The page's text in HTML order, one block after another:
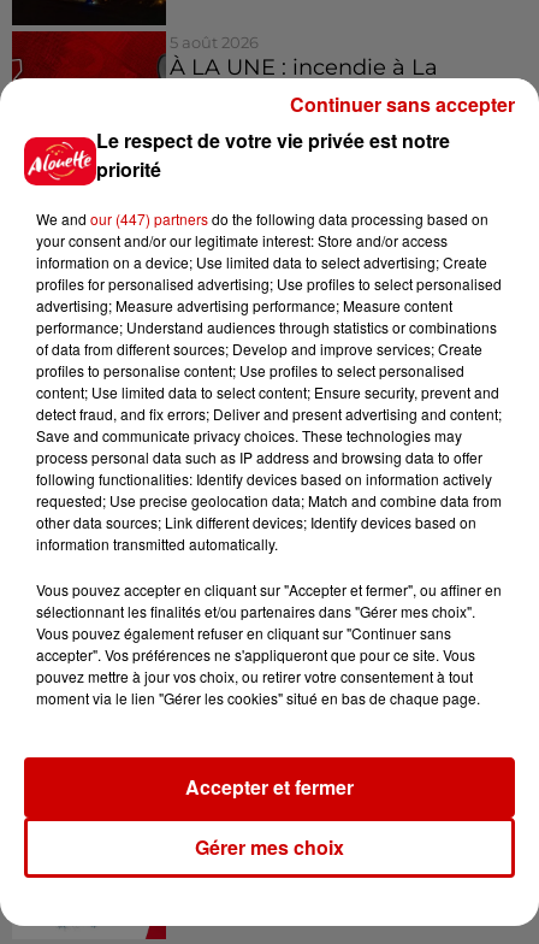
5 août 2026
À LA UNE : incendie à La
Rochelle, mégaferme de
saumons et succès...
Jeux Voir plus
Gagnez vos places pour le
Festival du Roi Arthur 2026 !
Gagnez vos entrées pour le
Musée du Sport Automobile au
Mans !
Alouette vous invite à
Futuroscope Xperiences !
Le Duel - Gagnez votre balade
en jet ski !
Le respect de votre vie privée est notre
priorité
We and our (447) partnersdo the following data processing based on
your consent and/or our legitimate interest: Store and/or access
information on a device; Use limited data to select advertising; Create
profiles for personalised advertising; Use profiles to select personalised
advertising; Measure advertising performance; Measure content
performance; Understand audiences through statistics or combinations
of data from different sources; Develop and improve services; Create
profiles to personalise content; Use profiles to select personalised
content; Use limited data to select content; Ensure security, prevent and
detect fraud, and fix errors; Deliver and present advertising and content;
Save and communicate privacy choices. These technologies may
process personal data such as IP address and browsing data to offer
following functionalities: Identify devices based on information actively
requested; Use precise geolocation data; Match and combine data from
other data sources; Link different devices; Identify devices based on
information transmitted automatically.
Vous pouvez accepter en cliquant sur "Accepter et fermer", ou affiner en
sélectionnant les finalités et/ou partenaires dans "Gérer mes choix".
Vous pouvez également refuser en cliquant sur "Continuer sans
accepter". Vos préférences ne s'appliqueront que pour ce site. Vous
pouvez mettre à jour vos choix, ou retirer votre consentement à tout
moment via le lien "Gérer les cookies" situé en bas de chaque page.
Gérer mes choix
Accepter et fermer
Continuer sans accepter